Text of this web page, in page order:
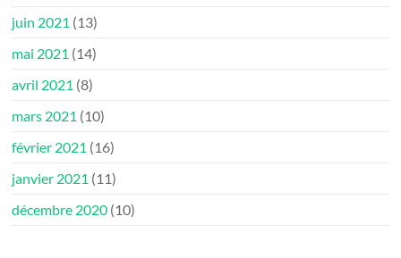
juin 2021 (13)
mai 2021 (14)
avril 2021 (8)
mars 2021 (10)
février 2021 (16)
janvier 2021 (11)
décembre 2020 (10)